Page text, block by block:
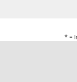
* =